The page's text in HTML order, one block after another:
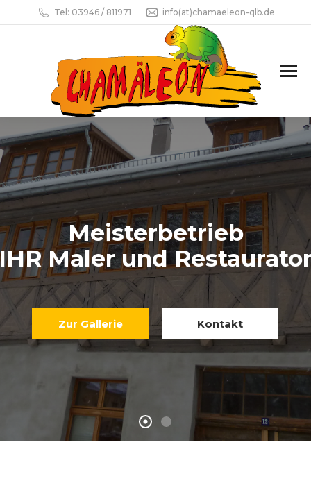
Tel: 03946 / 811971 info(at)chamaeleon-qlb.de
Meisterbetrieb
Maler und
Zur Gallerie Kontakt